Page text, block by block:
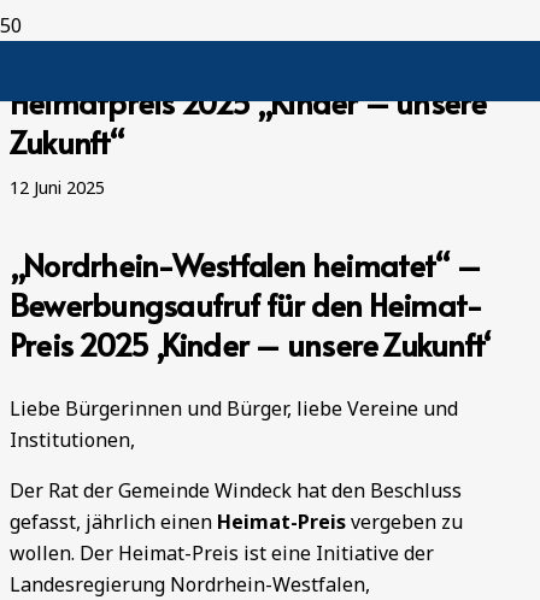
Heimatpreis 2025 „Kinder – unsere
Zukunft“
12 Juni 2025
„Nordrhein-Westfalen heimatet“ –
Bewerbungsaufruf für den Heimat-
Preis 2025 ‚Kinder – unsere Zukunft‘
Liebe Bürgerinnen und Bürger, liebe Vereine und
Institutionen,
Der Rat der Gemeinde Windeck hat den Beschluss
gefasst, jährlich einen Heimat-Preisvergeben zu
wollen. Der Heimat-Preis ist eine Initiative der
Landesregierung Nordrhein-Westfalen,